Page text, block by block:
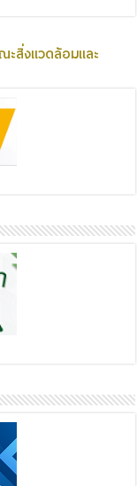
ะสิ่งแวดล้อมและ